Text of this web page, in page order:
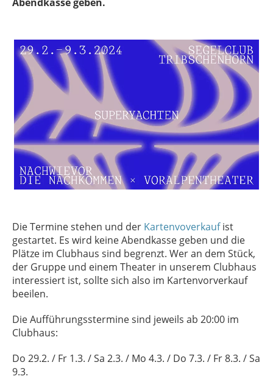
Die Termine stehen und der Kartenvoverkaufist
gestartet. Es wird keine Abendkasse geben und die
Plätze im Clubhaus sind begrenzt. Wer an dem Stück,
der Gruppe und einem Theater in unserem Clubhaus
interessiert ist, sollte sich also im Kartenvorverkauf
beeilen.
Die Aufführungsstermine sind jeweils ab 20:00 im
Clubhaus:
Do 29.2. / Fr 1.3. / Sa 2.3. / Mo 4.3. / Do 7.3. / Fr 8.3. / Sa
9.3.